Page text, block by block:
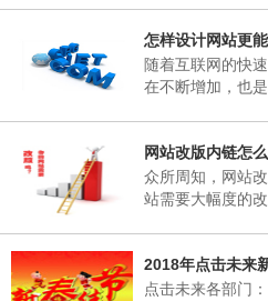
网站，很多站长
站建设小编介绍
录后搜索引擎会
个方...
怎样设计网站更
随着互联网的快
在不断增加，也
收益。那么，怎
网站改版内链怎
众所周知，网站
站需要大幅度的
的URL，如果
站。
2018年点击未来
点击未来各部门